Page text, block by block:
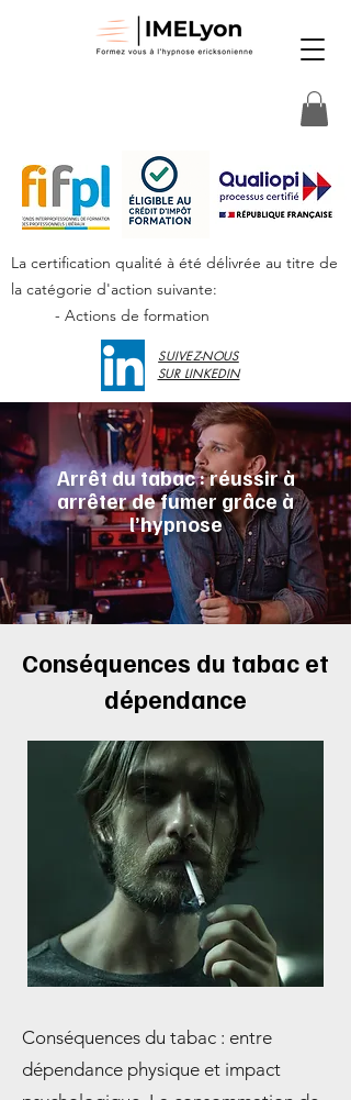
SUIVEZ-NOUS
SUR LINKEDIN
La certification qualité à été délivrée au titre de
la catégorie d'action suivante:
- Actions de formation
Arrêt du tabac : réussir à
arrêter de fumer grâce à
l’hypnose
Conséquences du tabac et
dépendance
Conséquences du tabac : entre
dépendance physique et impact